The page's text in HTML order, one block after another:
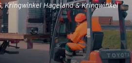
Kringwinkel Hageland & Kringwinkel